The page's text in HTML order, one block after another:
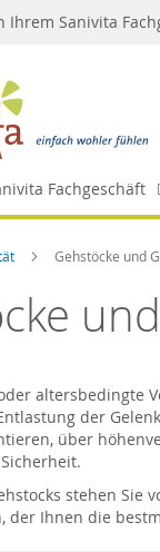
Ihrem Sanivita
Fachgeschäft
Gehstöcke und
altersbedingte
der
über
stehen
der Ihnen die